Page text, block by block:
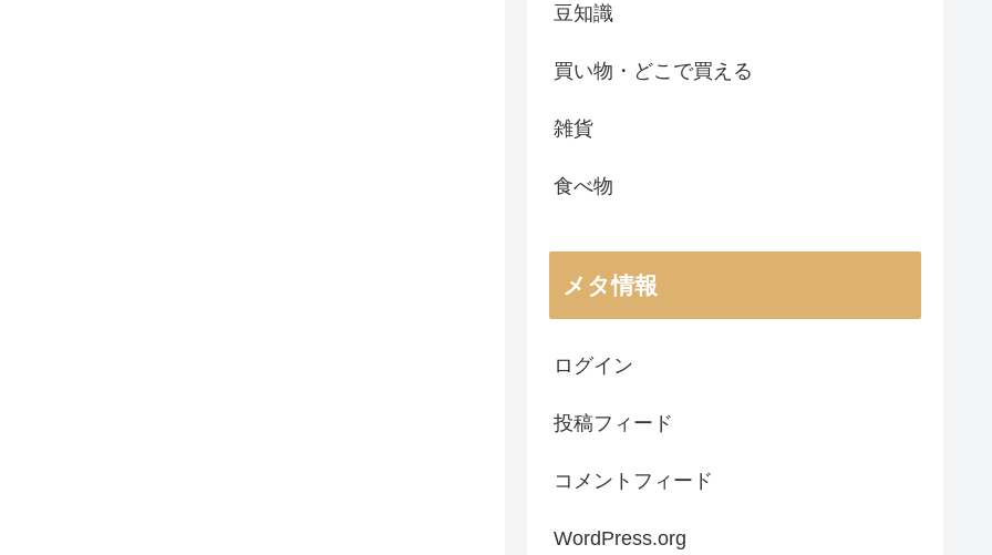
豆知識
買い物・どこで買える
雑貨
食べ物
メタ情報
ログイン
投稿フィード
コメントフィード
WordPress.org